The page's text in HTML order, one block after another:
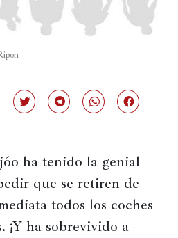
Haz
Twitter
(Se
abre
en
ventana
nueva)
Haz
Telegram
(Se
en
ventana
nueva)
Haz
WhatsApp
(Se
abre
en
ventana
nueva)
Haz
Facebook
(Se
abre
en
ventana
nueva)
ha tenido la genial
que se retiren de
todos los coches
¡Y ha sobrevivido a